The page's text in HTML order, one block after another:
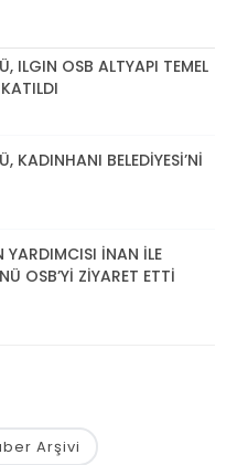
ILGIN OSB ALTYAPI TEMEL
KADINHANI BELEDİYESİ’Nİ
YARDIMCISI İNAN İLE
OSB’Yİ ZİYARET ETTİ
Arşivi